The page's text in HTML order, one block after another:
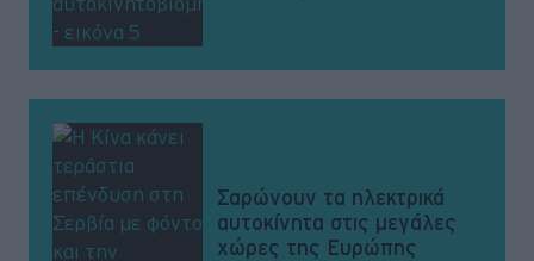
Σαρώνουν τα ηλεκτρικά
αυτοκίνητα στις μεγάλες
χώρες της Ευρώπης